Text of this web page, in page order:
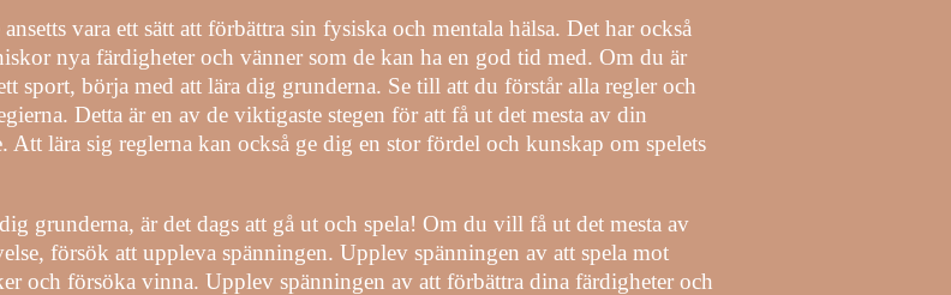
vara ett sätt att förbättra sin fysiska och mentala hälsa. Det har också
nya färdigheter och vänner som de kan ha en god tid med. Om du är
sport, börja med att lära dig grunderna. Se till att du förstår alla regler och
Detta är en av de viktigaste stegen för att få ut det mesta av din
Att lära sig reglerna kan också ge dig en stor fördel och kunskap om spelets
grunderna, är det dags att gå ut och spela! Om du vill få ut det mesta av
försök att uppleva spänningen. Upplev spänningen av att spela mot
och försöka vinna. Upplev spänningen av att förbättra dina färdigheter och